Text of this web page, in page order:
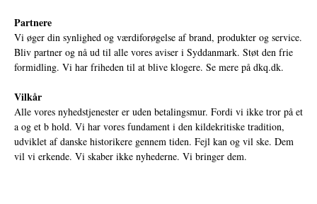
Partnere
Vi øger din synlighed og værdiforøgelse af brand, produkter og service.
Bliv partner og nå ud til alle vores aviser i Syddanmark. Støt den frie
formidling. Vi har friheden til at blive klogere. Se mere på dkq.dk.
Vilkår
Alle vores nyhedstjenester er uden betalingsmur. Fordi vi ikke tror på et
a og et b hold. Vi har vores fundament i den kildekritiske tradition,
udviklet af danske historikere gennem tiden. Fejl kan og vil ske. Dem
vil vi erkende. Vi skaber ikke nyhederne. Vi bringer dem.